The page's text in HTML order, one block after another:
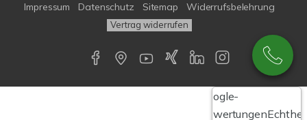
Impressum
Datenschutz Sitemap Widerrufsbelehrung
Vertrag widerrufen
Google-
Bewertungen